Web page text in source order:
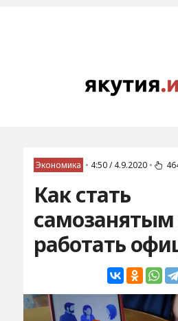
Экономика • 4:50 / 4.9.2020 •
Как стать
самозанятым
работать